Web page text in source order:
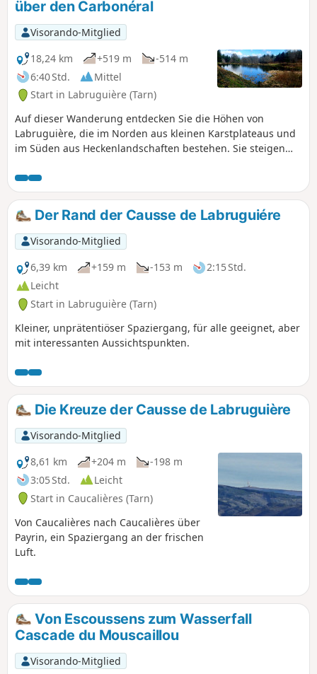
über den Carbonéral
Visorando-Mitglied
18,24 km
+519 m
-514 m
6:40 Std.
Mittel
Start in Labruguière (Tarn)
Auf dieser Wanderung entdecken Sie die Höhen von
Labruguière, die im Norden aus kleinen Karstplateaus und
im Süden aus Heckenlandschaften bestehen. Sie steigen
Departement oft als südlicher Hintergrund der
Landschaften aufdrängt. Es ist das Reich des Waldes, der
gleichermaßen aus Laub- und Nadelbäumen besteht. Seine
Gipfel sind sanft und vielfältig: Heide, Wälder und Wiesen
teilen sich den Blick zum Himmel.
Der Rand der Causse de Labruguiére
Visorando-Mitglied
6,39 km
+159 m -153 m
2:15 Std.
Leicht
Start in Labruguière (Tarn)
Kleiner, unprätentiöser Spaziergang, für alle geeignet, aber
mit interessanten Aussichtspunkten.
Die Kreuze der Causse de Labruguière
Visorando-Mitglied
8,61 km
+204 m
-198 m
3:05 Std.
Leicht
Start in Caucalières (Tarn)
Von Caucalières nach Caucalières über
Payrin, ein Spaziergang an der frischen
Luft.
Von Escoussens zum Wasserfall
Cascade du Mouscaillou
Visorando-Mitglied